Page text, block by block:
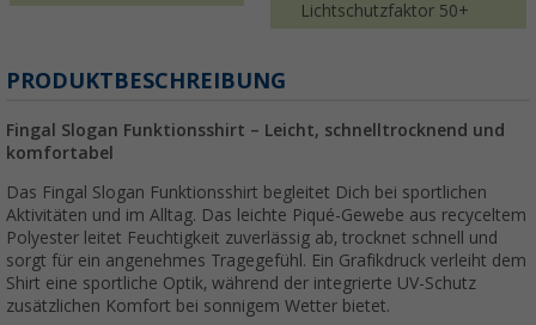
Lichtschutzfaktor 50+
PRODUKTBESCHREIBUNG
Fingal Slogan Funktionsshirt – Leicht, schnelltrocknend und
komfortabel
Das Fingal Slogan Funktionsshirt begleitet Dich bei sportlichen
Aktivitäten und im Alltag. Das leichte Piqué-Gewebe aus recyceltem
Polyester leitet Feuchtigkeit zuverlässig ab, trocknet schnell und
sorgt für ein angenehmes Tragegefühl. Ein Grafikdruck verleiht dem
Shirt eine sportliche Optik, während der integrierte UV-Schutz
zusätzlichen Komfort bei sonnigem Wetter bietet.